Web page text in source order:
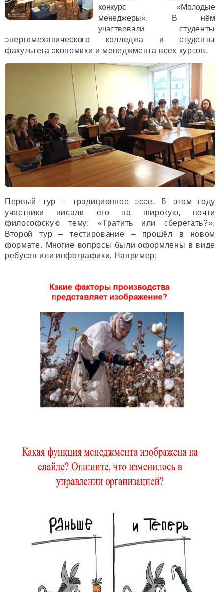
конкурс «Молодые
менеджеры». В нём
участвовали студенты
энергомеханического колледжа и студенты
факультета экономики и менеджмента всех курсов.
Первый тур – традиционное эссе. В этом году
участники писали его на широкую, почти
философскую тему: «Тратить или сберегать?».
Второй тур – тестирование – прошёл в новом
формате. Многие вопросы были оформлены в виде
ребусов или инфографики. Например: